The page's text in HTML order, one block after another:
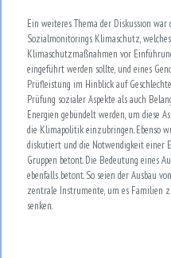
Ein weiteres Thema der Diskussion
Sozialmonitorings Klimaschutz,
Klimaschutzmaßnahmen vor
eingeführt werden sollte, und eines
Prüfleistung im Hinblick auf
Prüfung sozialer Aspekte als auch
Energien gebündelt werden, um diese
die Klimapolitik einzubringen. Ebenso
diskutiert und die Notwendigkeit einer
Gruppen betont. Die Bedeutung eines
ebenfalls betont. So seien der Ausbau
zentrale Instrumente, um es Familien
senken.